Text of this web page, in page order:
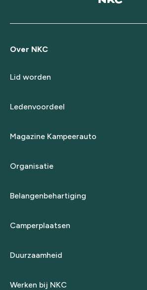
Over NKC
Lid worden
Ledenvoordeel
Magazine Kampeerauto
Organisatie
Belangenbehartiging
Camperplaatsen
Duurzaamheid
Werken bij NKC